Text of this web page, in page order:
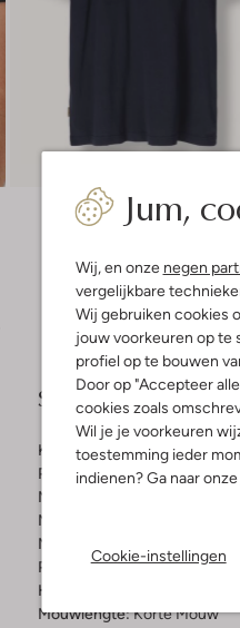
Jum,
Wij, en onze negen
vergelijkbare
Wij gebruiken cookies
jouw voorkeuren op te
profiel op te bouwen
Door op "Accepteer
cookies zoals
Wil je je voorkeuren
toestemming ieder
indienen? Ga naar onze
Cookie-instellingen
Samenstelling &
Kleur: Donkerblauw
Patroon:Effen
Materiaal binnenkant:
Materiaal:
Materiaalpercentages:
Pasvorm:Regular Fit
Halslijn:
Mouwlengte:Korte Mouw